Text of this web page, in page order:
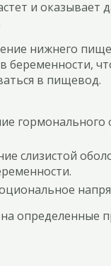
и оказывает
нижнего
беременности,
в пищевод.
слизистой
определенные